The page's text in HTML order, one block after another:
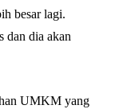
besar lagi.
dan dia akan
UMKM yang